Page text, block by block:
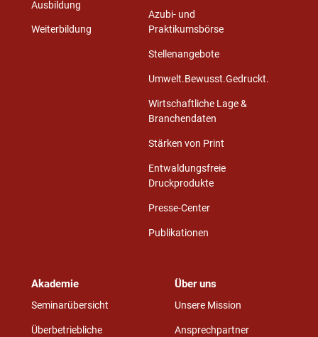
Ausbildung
Weiterbildung
Azubi- und
Praktikumsbörse
Stellenangebote
Umwelt.Bewusst.Gedruckt.
Wirtschaftliche Lage &
Branchendaten
Stärken von Print
Entwaldungsfreie
Druckprodukte
Presse-Center
Publikationen
Akademie
Seminarübersicht
Überbetriebliche
Über uns
Unsere Mission
Ansprechpartner